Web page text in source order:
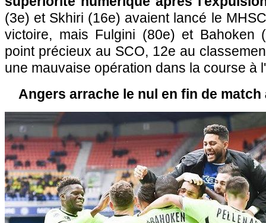
(3e) et Skhiri (16e) avaient lancé le
victoire, mais Fulgini (80e) et Bahoken
point précieux au SCO, 12e au
une mauvaise opération dans la course à
Angers arrache le nul en fin de match